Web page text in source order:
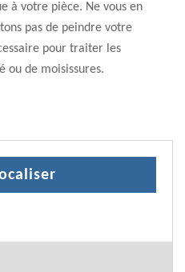
à votre pièce. Ne vous en
pas de peindre votre
pour traiter les
ou de moisissures.